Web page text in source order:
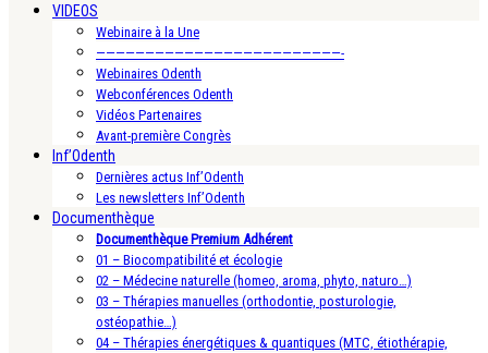
VIDEOS
Webinaire à la Une
—————————————————————————-
Webinaires Odenth
Webconférences Odenth
Vidéos Partenaires
Avant-première Congrès
Inf’Odenth
Dernières actus Inf’Odenth
Les newsletters Inf’Odenth
Documenthèque
Documenthèque Premium Adhérent
01 – Biocompatibilité et écologie
02 – Médecine naturelle (homeo, aroma, phyto, naturo…)
03 – Thérapies manuelles (orthodontie, posturologie,
ostéopathie…)
04 – Thérapies énergétiques & quantiques (MTC, étiothérapie,